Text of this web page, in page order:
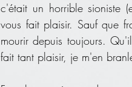
c'était un horrible sioniste
vous fait plaisir. Sauf que
mourir depuis toujours.
fait tant plaisir, je m'en